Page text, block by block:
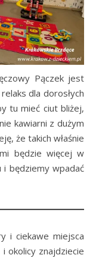
Pączek jest
dla dorosłych
tu mieć ciut bliżej,
kawiarni z dużym
że takich właśnie
będzie więcej w
i będziemy wpadać
i ciekawe miejsca
okolicy znajdziecie